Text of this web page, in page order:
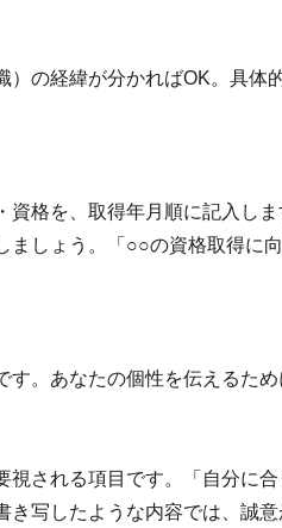
）の経緯が分かればOK。具体
格を、取得年月順に記入し
ましょう。「○○の資格取得に
。あなたの個性を伝えるため
視される項目です。「自分に
写したような内容では、誠